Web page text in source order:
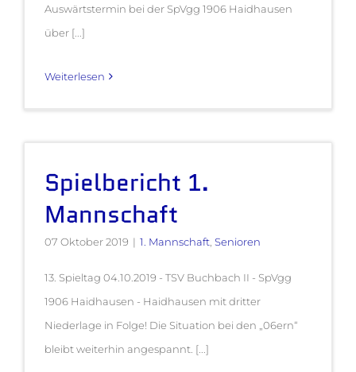
Auswärtstermin bei der SpVgg 1906 Haidhausen
über [...]
Weiterlesen
Spielbericht 1.
Mannschaft
07 Oktober 2019 | 1. Mannschaft, Senioren
13. Spieltag 04.10.2019 - TSV Buchbach II - SpVgg
1906 Haidhausen - Haidhausen mit dritter
Niederlage in Folge! Die Situation bei den „06ern“
bleibt weiterhin angespannt. [...]